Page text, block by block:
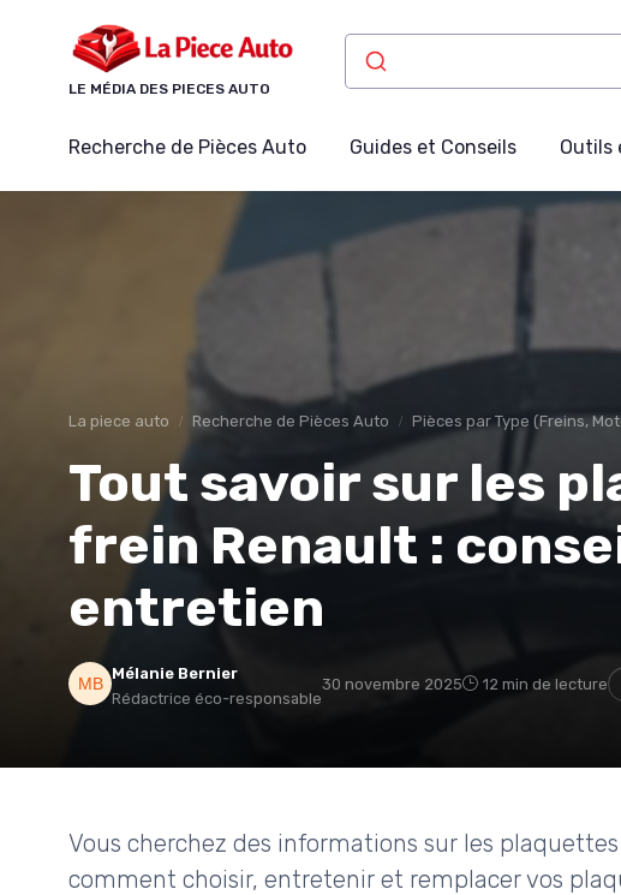
LE MÉDIA DES PIECES AUTO
Recherche de Pièces Auto Guides et Conseils Outils
La piece auto Recherche de Pièces Auto Pièces par Type (Freins,
Tout savoir sur les
frein Renault :
entretien
Mélanie Bernier
Rédactrice éco-responsable
30 novembre 2025 12 min de lecture
Vous cherchez des informations sur les
comment choisir, entretenir et remplacer vos